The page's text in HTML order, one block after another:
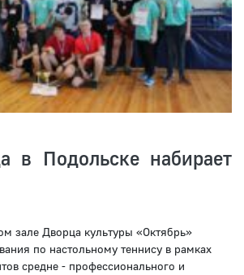
в Подольске набирает
зале Дворца культуры «Октябрь»
по настольному теннису в рамках
средне - профессионального и